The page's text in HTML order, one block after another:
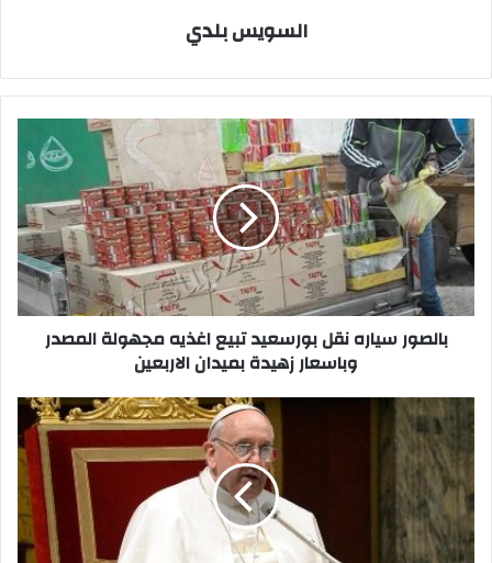
السويس بلدي
بالصور
سياره
نقل
بورسعيد
تبيع
اغذيه
مجهولة
المصدر
وباسعار
زهيدةبالصور سياره نقل بورسعيد تبيع اغذيه مجهولة المصدر
وباسعار زهيدة بميدان الاربعين
استياء
بابا
الفاتيكان
من
إهانة
الاديان